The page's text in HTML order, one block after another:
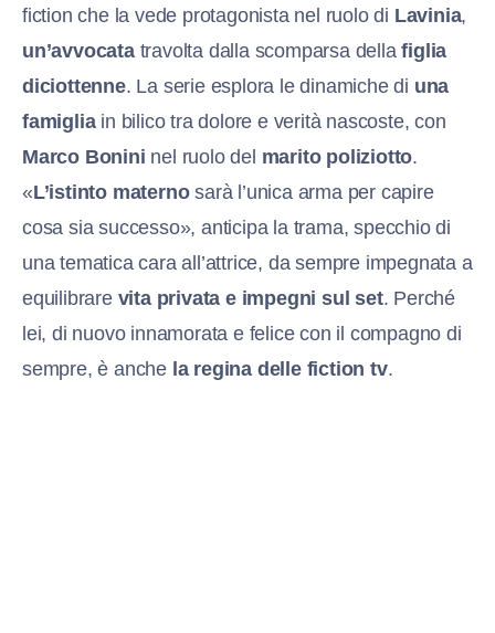
fiction che la vede protagonista nel ruolo di Lavinia,
un’avvocatatravolta dalla scomparsa dellafiglia
diciottenne. La serie esplora le dinamiche di una
famigliain bilico tra dolore e verità nascoste, con
Marco Bonini nel ruolo del marito poliziotto.
«L’istinto maternosarà l’unica arma per capire
cosa sia successo», anticipa la trama, specchio di
una tematica cara all’attrice, da sempre impegnata a
equilibrare vita privata e impegni sul set. Perché
lei, di nuovo innamorata e felice con il compagno di
sempre, è anche la regina delle fiction tv.